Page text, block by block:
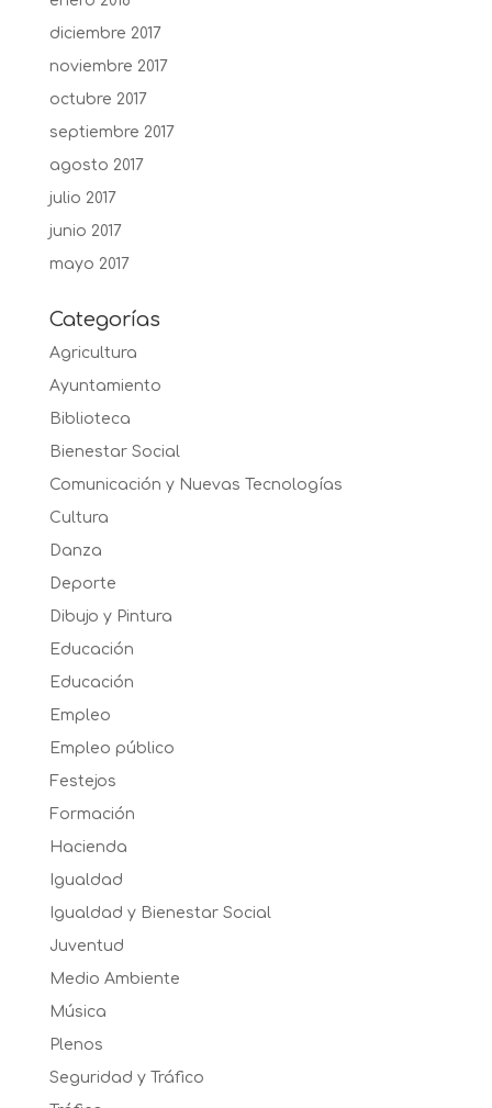
diciembre 2017
noviembre 2017
octubre 2017
septiembre 2017
agosto 2017
julio 2017
junio 2017
mayo 2017
Categorías
Agricultura
Ayuntamiento
Biblioteca
Bienestar Social
Comunicación y Nuevas Tecnologías
Cultura
Danza
Deporte
Dibujo y Pintura
Educación
Educación
Empleo
Empleo público
Festejos
Formación
Hacienda
Igualdad
Igualdad y Bienestar Social
Juventud
Medio Ambiente
Música
Plenos
Seguridad y Tráfico